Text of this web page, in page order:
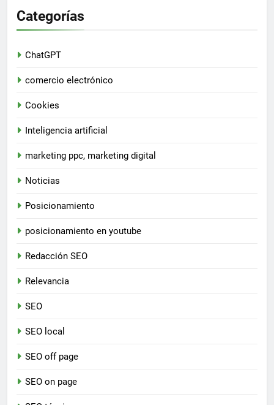
Categorías
ChatGPT
comercio electrónico
Cookies
Inteligencia artificial
marketing ppc, marketing digital
Noticias
Posicionamiento
posicionamiento en youtube
Redacción SEO
Relevancia
SEO
SEO local
SEO off page
SEO on page